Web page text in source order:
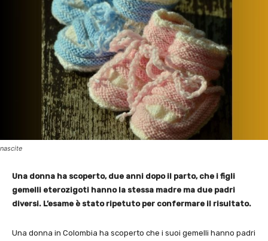
nascite
Una donna ha scoperto, due anni dopo il parto, che i figli
gemelli eterozigoti hanno la stessa madre ma due padri
diversi. L’esame è stato ripetuto per confermare il risultato.
Una donna in Colombia ha scoperto che i suoi gemelli hanno padri